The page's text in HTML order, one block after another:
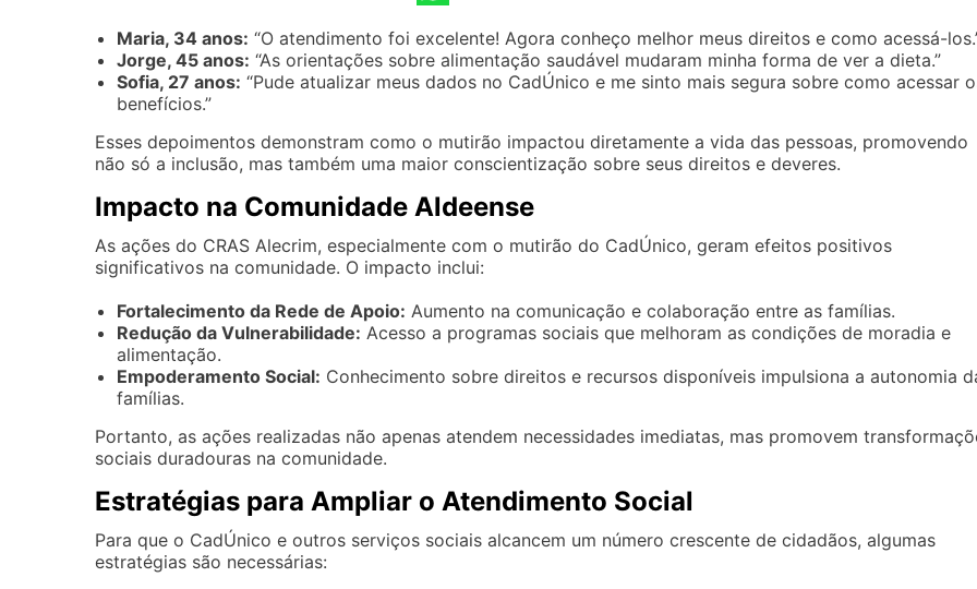
Maria, 34 anos: “O atendimento foi excelente! Agora conheço melhor meus direitos e como acessá-
Jorge, 45 anos: “As orientações sobre alimentação saudável mudaram minha forma de ver a dieta.”
Sofia, 27 anos: “Pude atualizar meus dados no CadÚnico e me sinto mais segura sobre como acessar
benefícios.”
Esses depoimentos demonstram como o mutirão impactou diretamente a vida das pessoas, promovendo
não só a inclusão, mas também uma maior conscientização sobre seus direitos e deveres.
Impacto na Comunidade Aldeense
As ações do CRAS Alecrim, especialmente com o mutirão do CadÚnico, geram efeitos positivos
significativos na comunidade. O impacto inclui:
Fortalecimento da Rede de Apoio: Aumento na comunicação e colaboração entre as famílias.
Redução da Vulnerabilidade: Acesso a programas sociais que melhoram as condições de moradia e
alimentação.
Empoderamento Social: Conhecimento sobre direitos e recursos disponíveis impulsiona a autonomia
famílias.
Portanto, as ações realizadas não apenas atendem necessidades imediatas, mas promovem
sociais duradouras na comunidade.
Estratégias para Ampliar o Atendimento Social
Para que o CadÚnico e outros serviços sociais alcancem um número crescente de cidadãos, algumas
estratégias são necessárias: